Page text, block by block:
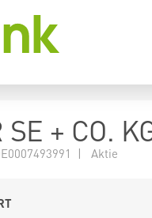
SE + CO.
| Aktie